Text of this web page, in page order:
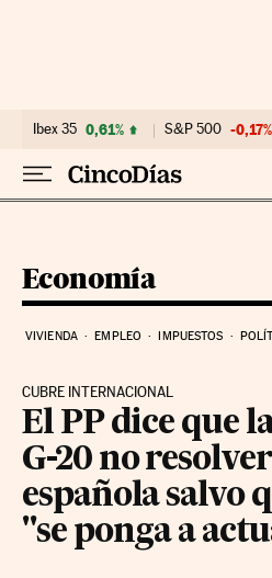
Ibex 35 0,61% S&P 500 -0,17%
Economía
VIVIENDA EMPLEO IMPUESTOS
CUBRE INTERNACIONAL
El PP dice que
G-20 no
española salvo
"se ponga a